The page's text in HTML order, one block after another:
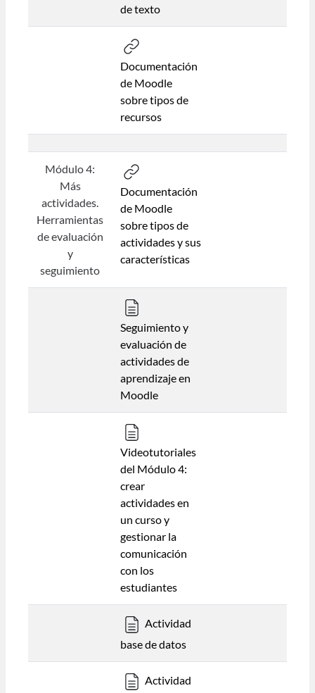
de texto
Documentación
de Moodle
sobre tipos de
recursos
Módulo 4:
Más
actividades.
Herramientas
de evaluación
y
seguimiento
Documentación
de Moodle
sobre tipos de
actividades y sus
características
Seguimiento y
evaluación de
actividades de
aprendizaje en
Moodle
Videotutoriales
del Módulo 4:
crear
actividades en
un curso y
gestionar la
comunicación
con los
estudiantes
Actividad
base de datos
Actividad